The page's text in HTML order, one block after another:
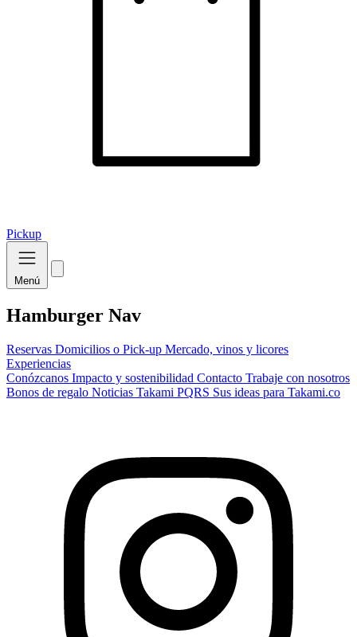
Pickup
Menú
Hamburger Nav
Reservas Domicilios o Pick-up Mercado, vinos y licores
Experiencias
Conózcanos Impacto y sostenibilidad Contacto Trabaje con nosotros
Bonos de regalo Noticias Takami PQRS Sus ideas para Takami.co